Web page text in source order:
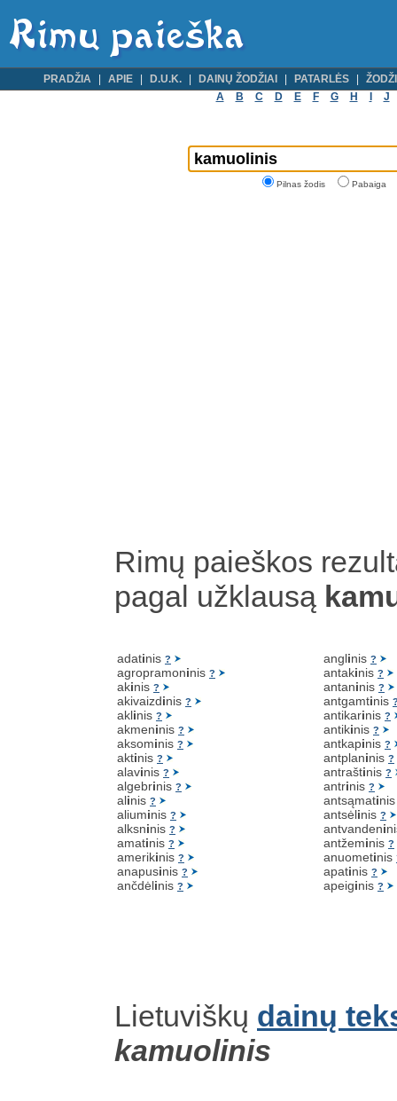
PRADŽIA APIE D.U.K. DAINŲ ŽODŽIAI PATARLĖS
A
B C D E F G H J
Pilnas žodis Pabaiga
Rimų paieškos
pagal užklausą
adatinis ?
agropramoninis ?
akinis ?
akivaizdinis ?
aklinis ?
akmeninis ?
aksominis ?
aktinis ?
alavinis ?
algebrinis ?
alinis ?
aliuminis ?
alksninis ?
amatinis ?
amerikinis ?
anapusinis ?
ančdėlinis ?
anglinis ?
antakinis ?
antaninis ?
antgamtinis
antikarinis ?
antikinis ?
antkapinis ?
antplaninis ?
antraštinis ?
antrinis ?
antsąmati
antsėlinis ?
antvandeni
antžeminis ?
anuometinis
apatinis ?
apeiginis ?
Lietuviškų dainų
kamuolinis